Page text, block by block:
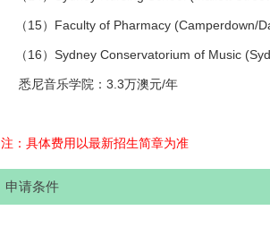
（15）Faculty of Pharmacy (Camperdown/
（16）Sydney Conservatorium of Music
悉尼音乐学院：3.3万澳元/年
注：具体费用以最新招生简章为准
申请条件